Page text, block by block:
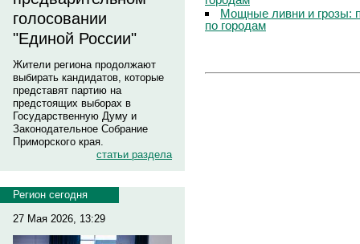
голосовании
"Единой России"
Жители региона продолжают
выбирать кандидатов, которые
представят партию на
предстоящих выборах в
Государственную Думу и
Законодательное Собрание
Приморского края.
статьи раздела
Регион сегодня
27 Мая 2026, 13:29
Мощные ливни и грозы:
по городам